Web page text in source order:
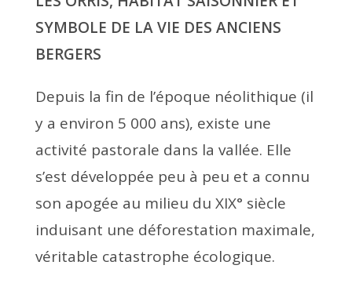
SYMBOLE DE LA VIE DES ANCIENS
BERGERS
Depuis la fin de l’époque néolithique (il
y a environ 5 000 ans), existe une
activité pastorale dans la vallée. Elle
s’est développée peu à peu et a connu
son apogée au milieu du XIX° siècle
induisant une déforestation maximale,
véritable catastrophe écologique.